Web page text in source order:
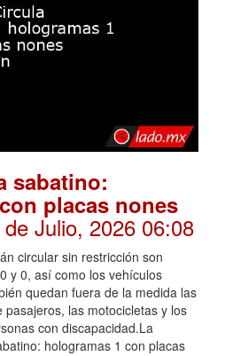
sabatino:
placas nones
Julio, 2026 06:08
circular sin restricción son
y 0, así como los vehículos
quedan fuera de la medida las
las motocicletas y los
con discapacidad.La
hologramas 1 con placas